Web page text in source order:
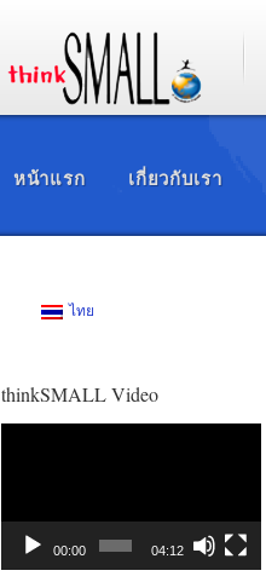
หน้าแรก เกี่ยวกับเรา
ไทย
thinkSMALL Video
00:00 04:12